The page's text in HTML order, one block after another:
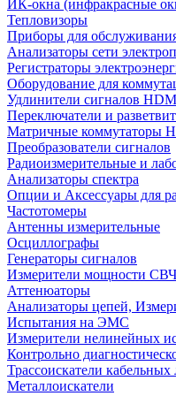
ИК-окна (инфракрасные
Тепловизоры
Приборы для
Анализаторы сети
Регистраторы
Оборудование для
Удлинители сигналов
Переключатели и
Матричные коммутаторы
Преобразователи сигналов
Радиоизмерительные и
Анализаторы спектра
Опции и Аксессуары для
Частотомеры
Антенны измерительные
Осциллографы
Генераторы сигналов
Измерители мощности СВЧ
Аттенюаторы
Анализаторы цепей,
Испытания на ЭМС
Измерители нелинейных
Контрольно
Трассоискатели
Металлоискатели